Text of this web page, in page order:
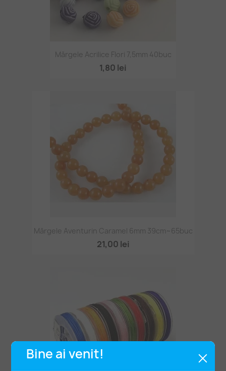
Bine ai venit!
Mărgele Acrilice Flori 7,5mm 40buc
1,80 lei
Mărgele Aventurin Caramel 6mm 39cm~65buc
21,00 lei